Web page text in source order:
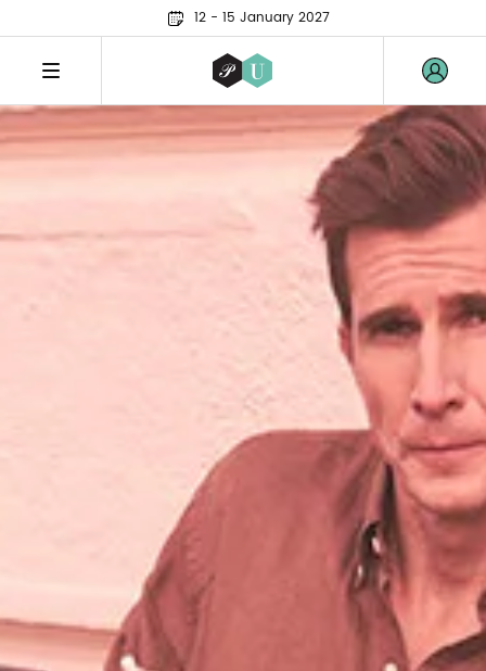
12 - 15 January 2027